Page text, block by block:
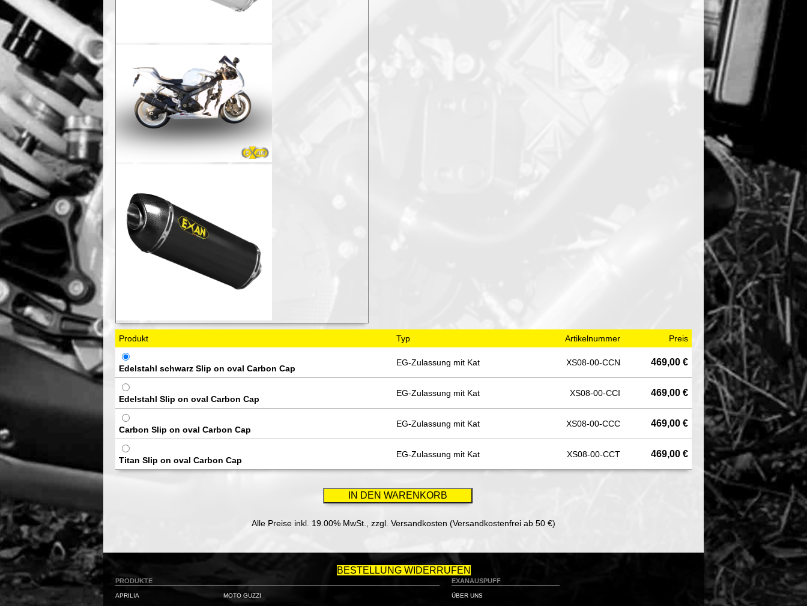
Produkt Typ Artikelnummer Preis
Edelstahl schwarz Slip on oval Carbon Cap
EG-Zulassung mit Kat XS08-00-CCN 469,00 €
Edelstahl Slip on oval Carbon Cap
EG-Zulassung mit Kat XS08-00-CCI 469,00 €
Carbon Slip on oval Carbon Cap
EG-Zulassung mit Kat XS08-00-CCC 469,00 €
Titan Slip on oval Carbon Cap
EG-Zulassung mit Kat XS08-00-CCT 469,00 €
Alle Preise inkl. 19.00% MwSt., zzgl. Versandkosten (Versandkostenfrei ab 50 €)
BESTELLUNG WIDERRUFEN
PRODUKTE
APRILIA MOTO GUZZI
EXANAUSPUFF
ÜBER UNS